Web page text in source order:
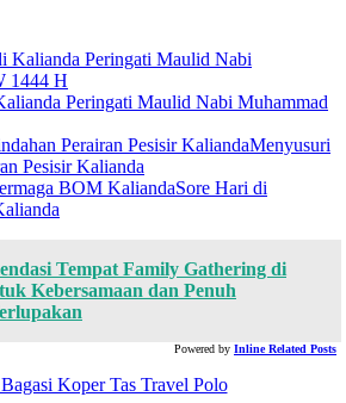
Peringati Maulid Nabi Muhammad
Menyusuri
Pesisir Kalianda
Sore Hari di
Tempat Family Gathering di
Kebersamaan dan Penuh
Powered by Inline Related Posts